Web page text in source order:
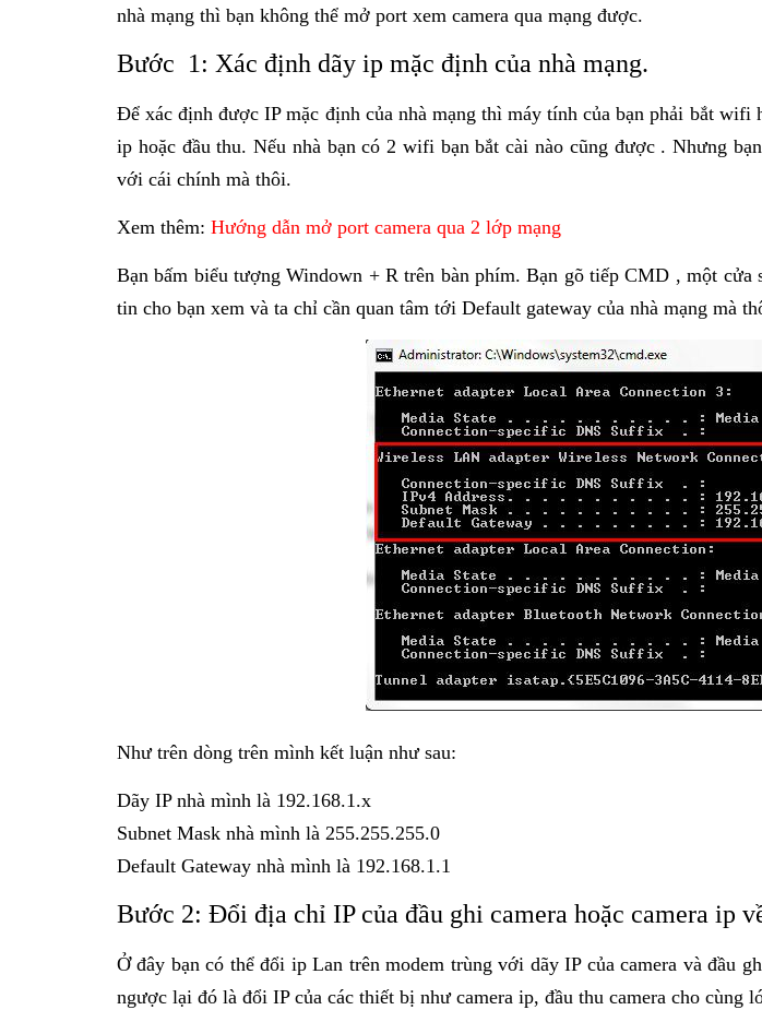
nhà mạng thì bạn không thể mở port xem camera qua mạng được.
Bước 1: Xác định dãy ip mặc định của nhà mạng.
Để xác định được IP mặc định của nhà mạng thì máy tính của bạn phải bắt
ip hoặc đầu thu. Nếu nhà bạn có 2 wifi bạn bắt cài nào cũng được . Nhưng
với cái chính mà thôi.
Xem thêm: Hướng dẫn mở port camera qua 2 lớp mạng
Bạn bấm biểu tượng Windown + R trên bàn phím. Bạn gõ tiếp CMD , một
tin cho bạn xem và ta chỉ cần quan tâm tới Default gateway của nhà mạng mà
Như trên dòng trên mình kết luận như sau:
Dãy IP nhà mình là 192.168.1.x
Subnet Mask nhà mình là 255.255.255.0
Default Gateway nhà mình là 192.168.1.1
Bước 2: Đổi địa chỉ IP của đầu ghi camera hoặc camera ip
Ở đây bạn có thể đổi ip Lan trên modem trùng với dãy IP của camera và đầu
ngược lại đó là đổi IP của các thiết bị như camera ip, đầu thu camera cho cùng